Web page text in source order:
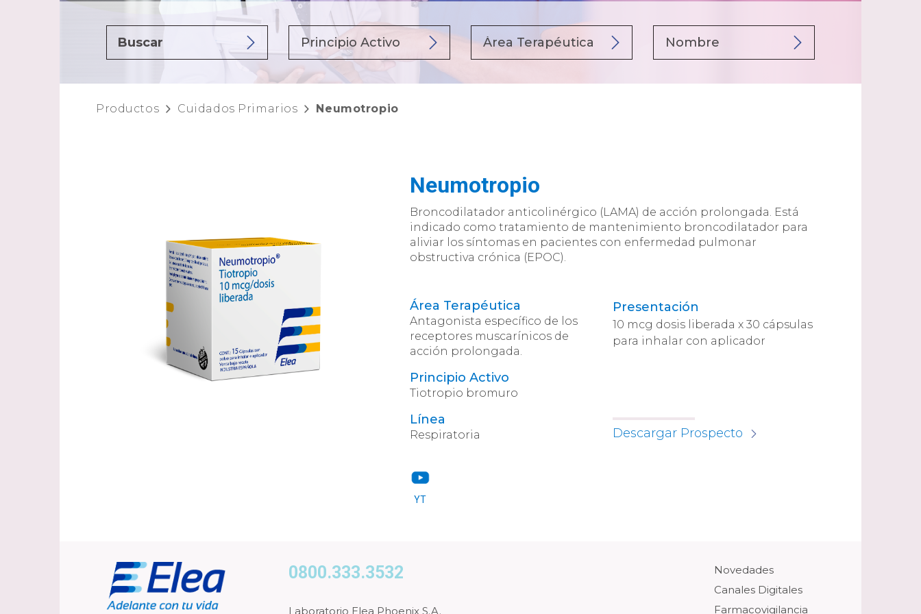
Productos Cuidados Primarios Neumotropio
Neumotropio
Broncodilatador anticolinérgico (LAMA) de acción prolongada. Está
indicado como tratamiento de mantenimiento broncodilatador para
aliviar los síntomas en pacientes con enfermedad pulmonar
obstructiva crónica (EPOC).
Área Terapéutica
Antagonista específico de los
receptores muscarínicos de
acción prolongada.
Principio Activo
Tiotropio bromuro
Línea
Respiratoria
Presentación
10 mcg dosis liberada x 30 cápsulas
para inhalar con aplicador
Descargar Prospecto
YT
0800.333.3532
Laboratorio Elea Phoenix S.A.
Novedades
Canales Digitales
Farmacovigilancia